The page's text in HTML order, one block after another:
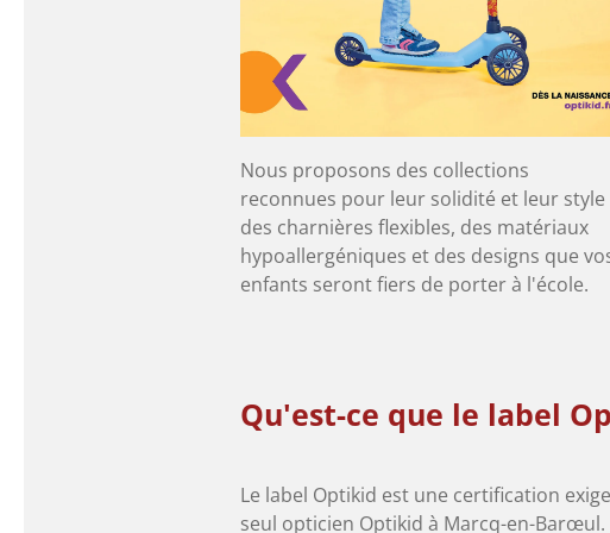
Nous proposons des collections
reconnues pour leur solidité et leur style
des charnières flexibles, des matériaux
hypoallergéniques et des designs que
enfants seront fiers de porter à l'école.
Qu'est-ce que le label
Le label Optikid est une certification
seul opticien Optikid à Marcq-en-Barœul.